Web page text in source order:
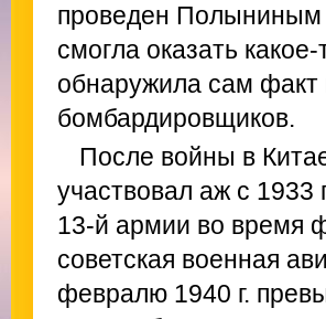
проведен Полыниным
смогла оказать
обнаружила сам факт
бомбардировщиков.
После войны в
участвовал аж с
13-й армии во время
советская военная
февралю 1940 г.